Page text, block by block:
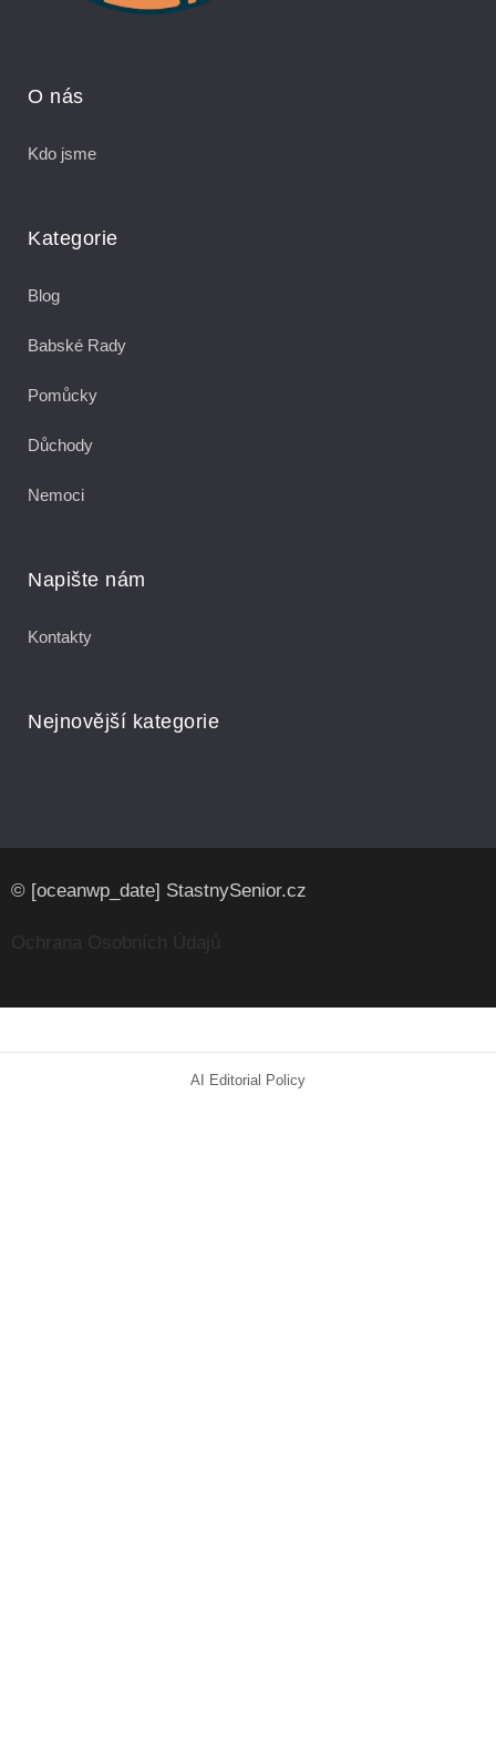
O nás
Kdo jsme
Kategorie
Blog
Babské Rady
Pomůcky
Důchody
Nemoci
Napište nám
Kontakty
Nejnovější kategorie
© [oceanwp_date] StastnySenior.cz
AI Editorial Policy